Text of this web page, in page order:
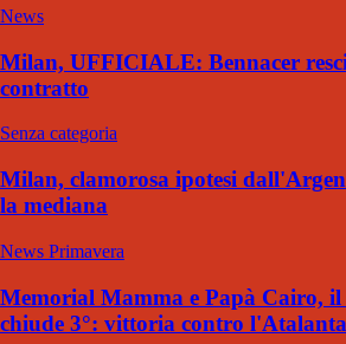
News
Milan, UFFICIALE: Bennacer
contratto
Senza categoria
Milan, clamorosa ipotesi
la mediana
News Primavera
Memorial Mamma e Papà Cairo,
chiude 3°: vittoria contro l'Atalanta